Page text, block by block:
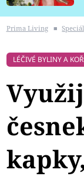
Prima Living ■
LÉČIVÉ BYLINY A